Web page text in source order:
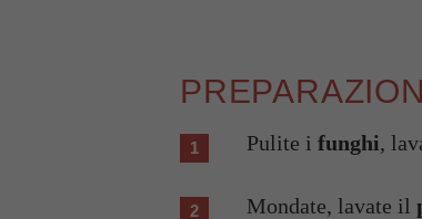
Pulite i funghi,
Mondate, lavate il